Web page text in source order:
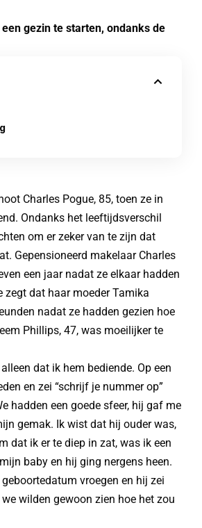
gezin te starten, ondanks de
Charles Pogue, 85, toen ze in
Ondanks het leeftijdsverschil
om er zeker van te zijn dat
Gepensioneerd makelaar Charles
een jaar nadat ze elkaar hadden
dat haar moeder Tamika
nadat ze hadden gezien hoe
Phillips, 47, was moeilijker te
dat ik hem bediende. Op een
en zei “schrijf je nummer op”
hadden een goede sfeer, hij gaf me
gemak. Ik wist dat hij ouder was,
dat ik er te diep in zat, was ik een
baby en hij ging nergens heen.
vroegen en hij zei
wilden gewoon zien hoe het zou